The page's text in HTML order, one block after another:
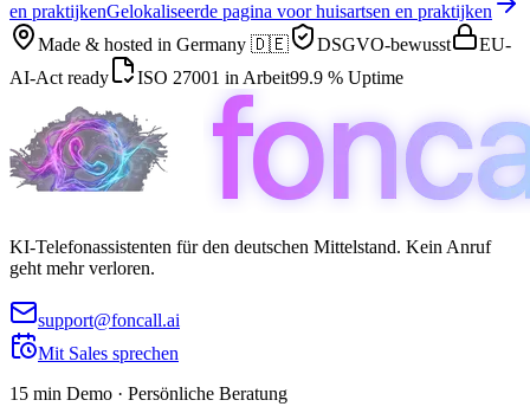
en praktijkenGelokaliseerde pagina voor huisartsen en praktijken
Made & hosted in Germany 🇩🇪 DSGVO-bewusst
EU-
AI-Act ready
ISO 27001 in Arbeit99.9 % Uptime
KI-Telefonassistenten für den deutschen Mittelstand. Kein Anruf
geht mehr verloren.
support@foncall.ai
Mit Sales sprechen
15 min Demo · Persönliche Beratung